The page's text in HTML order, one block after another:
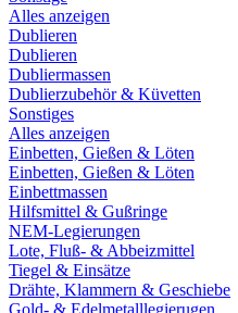
Alles anzeigen
Dublieren
Dublieren
Dubliermassen
Dublierzubehör & Küvetten
Sonstiges
Alles anzeigen
Einbetten, Gießen & Löten
Einbetten, Gießen & Löten
Einbettmassen
Hilfsmittel & Gußringe
NEM-Legierungen
Lote, Fluß- & Abbeizmittel
Tiegel & Einsätze
Drähte, Klammern & Geschiebe
Gold- & Edelmetalllegierugen